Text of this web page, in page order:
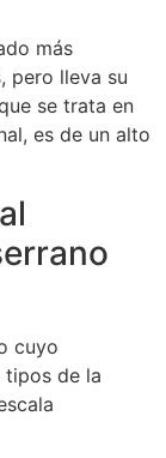
más
pero lleva su
se trata en
es de un alto
cuyo
tipos de la